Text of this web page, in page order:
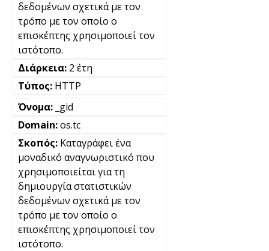
δεδομένων σχετικά με τον
τρόπο με τον οποίο ο
επισκέπτης χρησιμοποιεί τον
ιστότοπο.
2 έτη
HTTP
_gid
os.tc
Καταγράφει ένα
μοναδικό αναγνωριστικό που
χρησιμοποιείται για τη
δημιουργία στατιστικών
δεδομένων σχετικά με τον
τρόπο με τον οποίο ο
επισκέπτης χρησιμοποιεί τον
ιστότοπο.